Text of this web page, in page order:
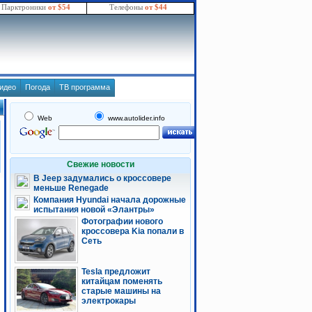
Парктроники от $54 Телефоны от $44
Погода ТВ программа
Web www.autolider.info
Свежие новости
В Jeep задумались о кроссовере
меньше Renegade
Компания Hyundai начала дорожные
испытания новой «Элантры»
Фотографии нового
кроссовера Kia попали в
Сеть
Tesla предложит
китайцам поменять
старые машины на
электрокары